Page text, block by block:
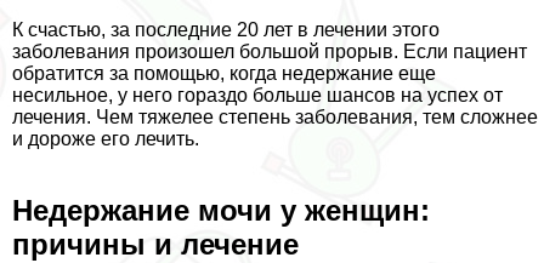
К счастью, за последние 20 лет в лечении этого
заболевания произошел большой прорыв. Если пациент
обратится за помощью, когда недержание еще
несильное, у него гораздо больше шансов на успех от
лечения. Чем тяжелее степень заболевания, тем сложнее
и дороже его лечить.
Недержание мочи у женщин:
причины и лечение